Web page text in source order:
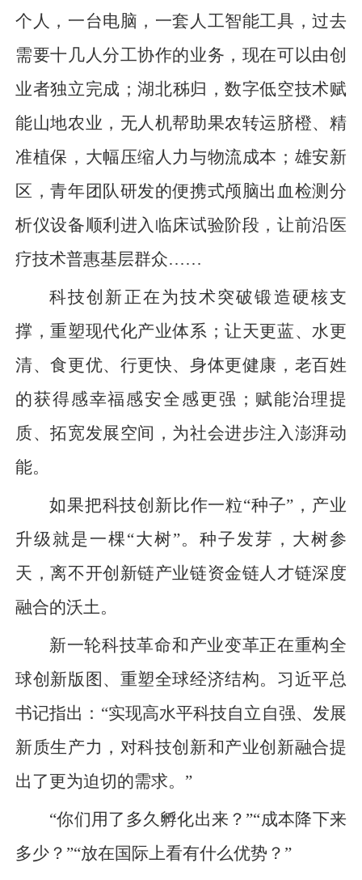
个人，一台电脑，一套人工智能工具，过去
需要十几人分工协作的业务，现在可以由创
业者独立完成；湖北秭归，数字低空技术赋
能山地农业，无人机帮助果农转运脐橙、精
准植保，大幅压缩人力与物流成本；雄安新
区，青年团队研发的便携式颅脑出血检测分
析仪设备顺利进入临床试验阶段，让前沿医
疗技术普惠基层群众……
科技创新正在为技术突破锻造硬核支
撑，重塑现代化产业体系；让天更蓝、水更
清、食更优、行更快、身体更健康，老百姓
的获得感幸福感安全感更强；赋能治理提
质、拓宽发展空间，为社会进步注入澎湃动
能。
如果把科技创新比作一粒“种子”，产业
升级就是一棵“大树”。种子发芽，大树参
天，离不开创新链产业链资金链人才链深度
融合的沃土。
新一轮科技革命和产业变革正在重构全
球创新版图、重塑全球经济结构。习近平总
书记指出：“实现高水平科技自立自强、发展
新质生产力，对科技创新和产业创新融合提
出了更为迫切的需求。”
“你们用了多久孵化出来？”“成本降下来
多少？”“放在国际上看有什么优势？”